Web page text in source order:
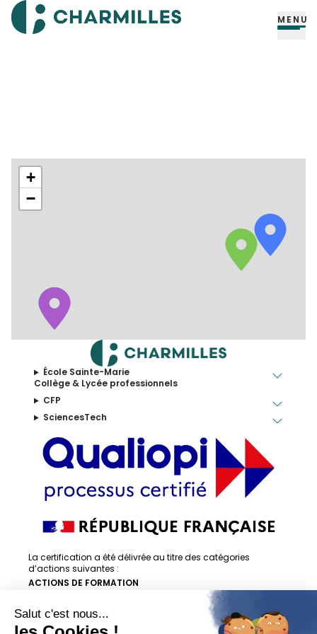
MENU
+
−
École Sainte-Marie
Collège & Lycée professionnels
CFP
SciencesTech
La certification a été délivrée au titre des catégories
d’actions suivantes :
ACTIONS DE FORMATION
ACTIONS DE FORMATION PAR APPRENTISSAGE
En savoir + sur la certification